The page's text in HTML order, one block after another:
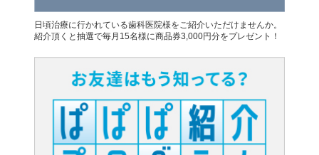
日頃治療に行かれている歯科医院様をご紹介いただけませんか。
紹介頂くと抽選で毎月15名様に商品券3,000円分をプレゼント！